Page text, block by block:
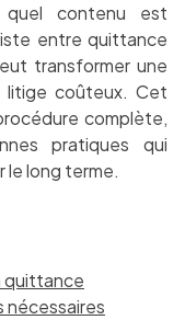
contenu est
entre quittance
transformer une
litige coûteux. Cet
complète,
pratiques qui
le long terme.
quittance
nécessaires